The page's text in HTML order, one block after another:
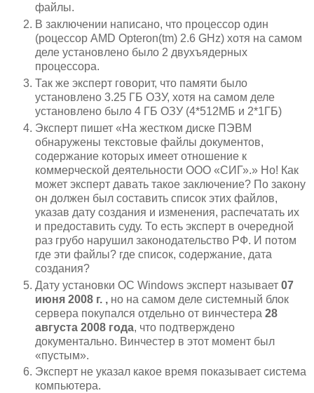
файлы.
В заключении написано, что процессор один
(роцессор AMD Opteron(tm) 2.6 GHz) хотя на самом
деле установлено было 2 двухъядерных
процессора.
Так же эксперт говорит, что памяти было
установлено 3.25 ГБ ОЗУ, хотя на самом деле
установлено было 4 ГБ ОЗУ (4*512МБ и 2*1ГБ)
Эксперт пишет «На жестком диске ПЭВМ
обнаружены текстовые файлы документов,
содержание которых имеет отношение к
коммерческой деятельности ООО «СИГ».» Но! Как
может эксперт давать такое заключение? По закону
он должен был составить список этих файлов,
указав дату создания и изменения, распечатать их
и предоставить суду. То есть эксперт в очередной
раз грубо нарушил законодательство РФ. И потом
где эти файлы? где список, содержание, дата
создания?
Дату установки ОС Windows эксперт называет 07
июня 2008 г. , но на самом деле системный блок
сервера покупался отдельно от винчестера 28
августа 2008 года, что подтверждено
документально. Винчестер в этот момент был
«пустым».
Эксперт не указал какое время показывает система
компьютера.